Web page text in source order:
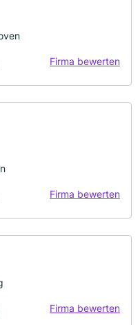
Firma bewerten
Firma bewerten
Firma bewerten